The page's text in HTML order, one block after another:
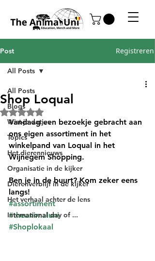
Post Registreren
All Posts
Blogs
Wist-je-datjes
Topics
Het dierennieuws
Organisatie in de kijker
Dierenverblijf in de kijker
Het verhaal achter de lens
International day of ...
All Posts
Shop Loqual
Beoordeeld met NaN uit 5 sterren.
Vandaag een bezoekje gebracht aan
ons eigen assortiment in het
winkelpand van Loqual in het
Wijnegem Shopping.
Ben je in de buurt? Kom zeker eens
langs!
#assortiment
#theanimaluni
#Shoplokaal